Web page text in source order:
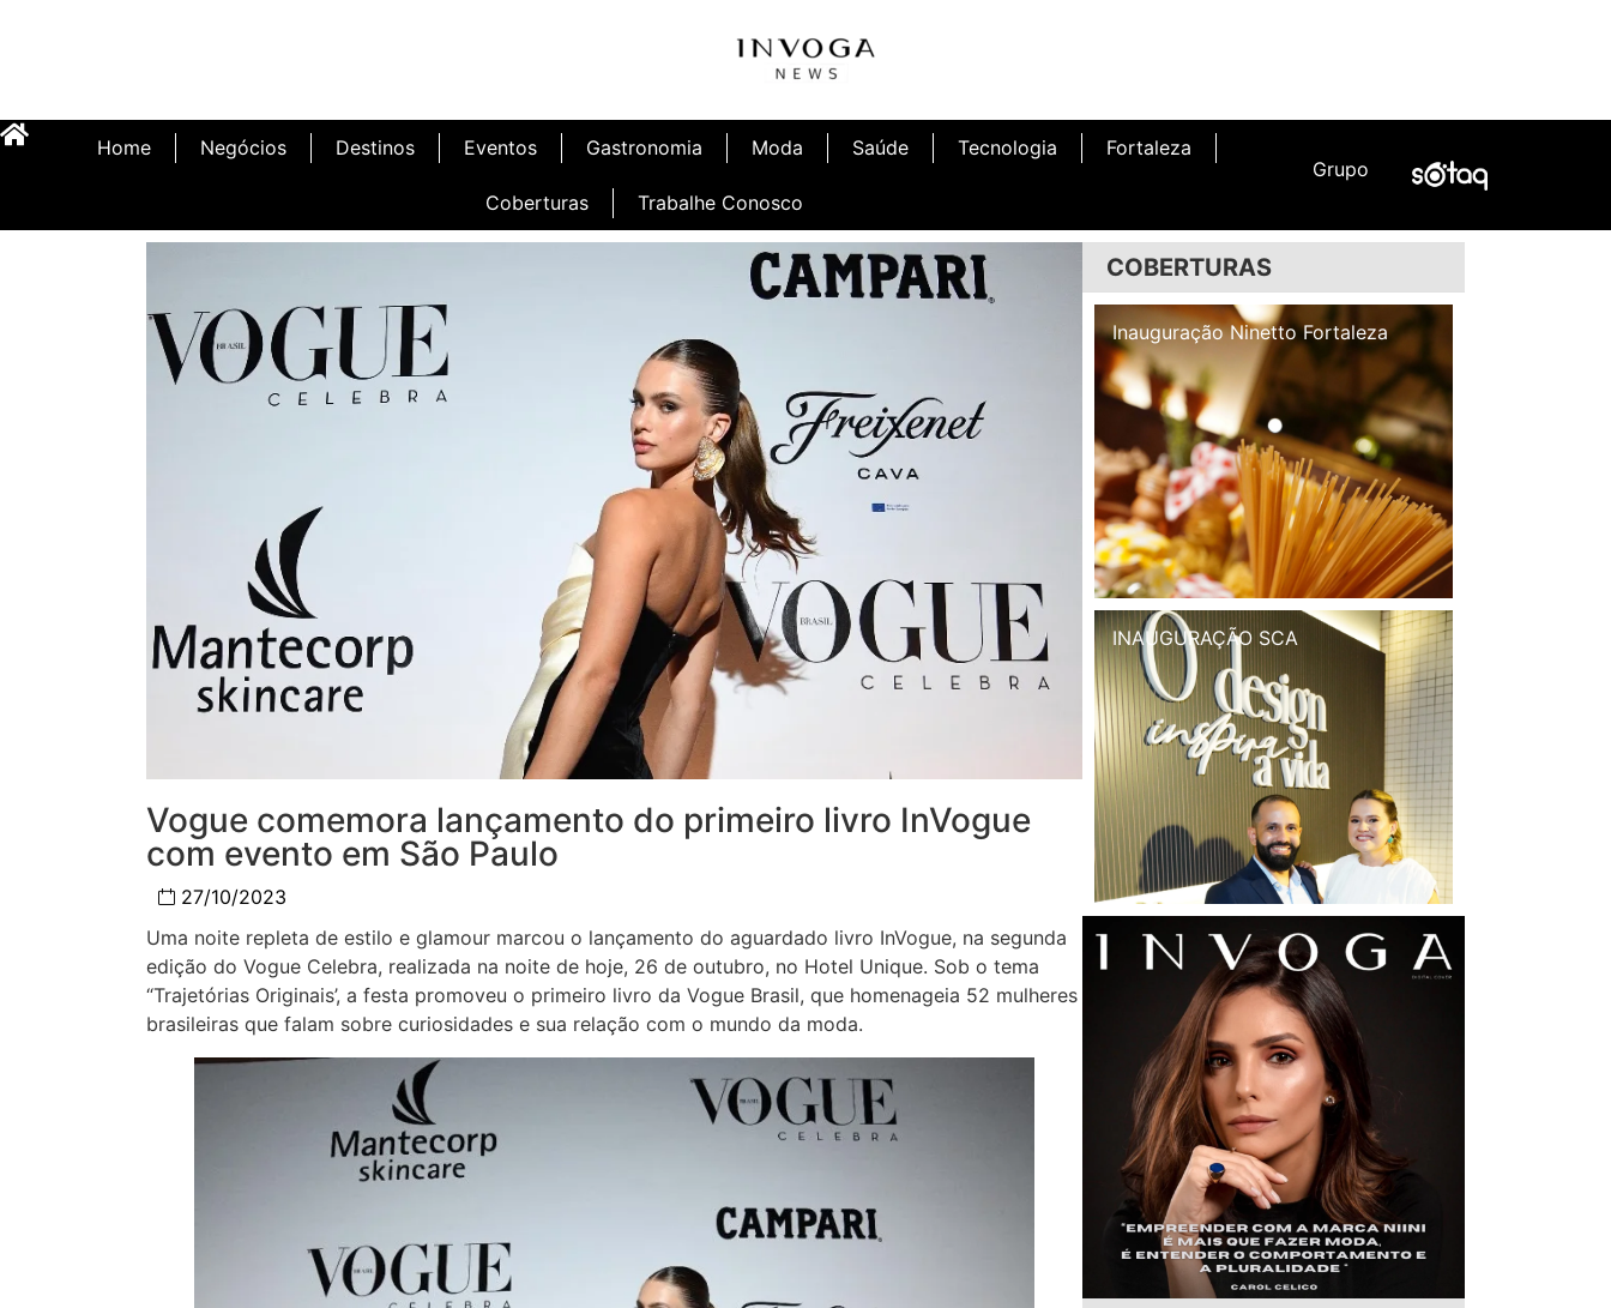
Home Negócios Destinos Eventos Gastronomia Moda Saúde Tecnologia Fortaleza
Coberturas Trabalhe Conosco
Grupo
Vogue comemora lançamento do primeiro livro InVogue
com evento em São Paulo
27/10/2023
Uma noite repleta de estilo e glamour marcou o lançamento do aguardado livro InVogue, na segunda
edição do Vogue Celebra, realizada na noite de hoje, 26 de outubro, no Hotel Unique. Sob o tema
“Trajetórias Originais’, a festa promoveu o primeiro livro da Vogue Brasil, que homenageia 52 mulheres
brasileiras que falam sobre curiosidades e sua relação com o mundo da moda.
COBERTURAS
Inauguração Illa Café Inauguração Illa Café
INAUGURAÇÃO SCA